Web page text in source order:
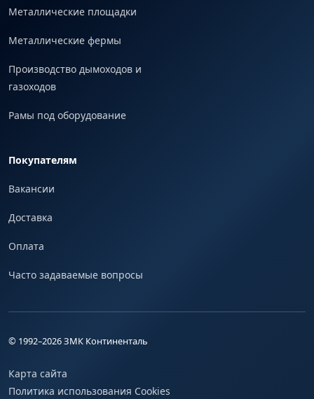
Металлические площадки
Металлические фермы
Производство дымоходов и
газоходов
Рамы под оборудование
Покупателям
Вакансии
Доставка
Оплата
Часто задаваемые вопросы
© 1992–2026ЗМК Континенталь
Карта сайта
Политика использования Cookies